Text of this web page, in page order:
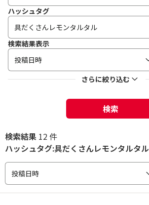
ハッシュタグ
検索結果表示
投稿日時
さらに絞り込む
検索
検索結果 12 件
ハッシュタグ:具だくさんレモンタルタル
投稿日時